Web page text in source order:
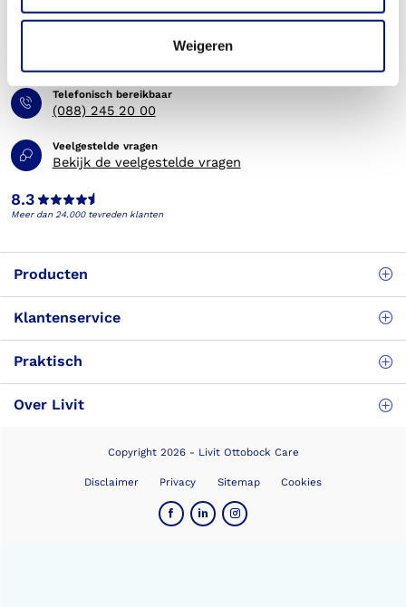
Weigeren
Telefonisch bereikbaar
(088) 245 20 00
Veelgestelde vragen
Bekijk de veelgestelde vragen
8.3
Meer dan 24.000 tevreden klanten
Producten
Klantenservice
Praktisch
Over Livit
Copyright 2026 - Livit Ottobock Care
Disclaimer Privacy Sitemap Cookies